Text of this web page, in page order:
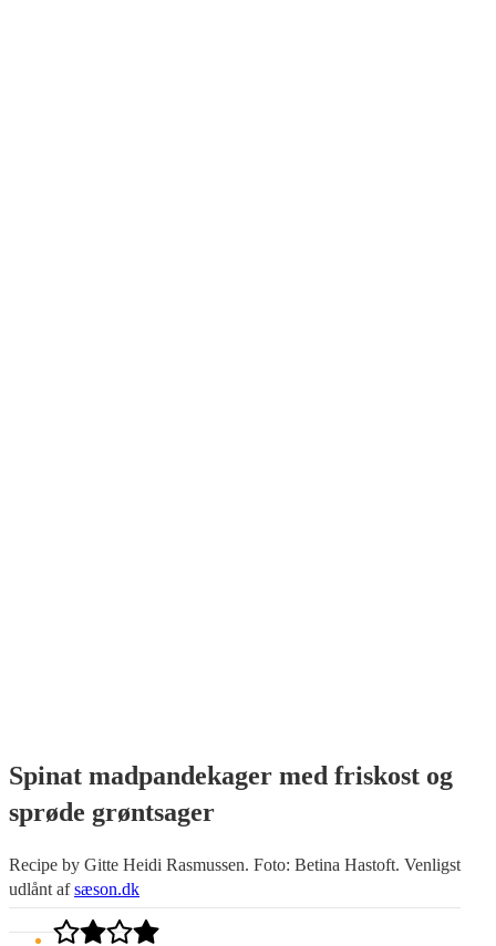
Spinat madpandekager med friskost og
sprøde grøntsager
Recipe by Gitte Heidi Rasmussen. Foto: Betina Hastoft. Venligst
udlånt afsæson.dk